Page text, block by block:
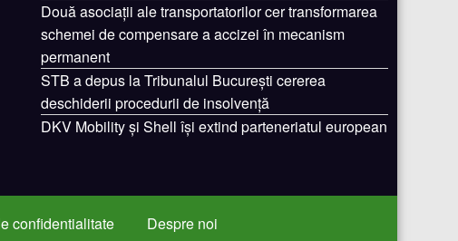
Două asociații ale transportatorilor cer transformarea
schemei de compensare a accizei în mecanism
permanent
STB a depus la Tribunalul București cererea
deschiderii procedurii de insolvență
DKV Mobility și Shell își extind parteneriatul european
confidentialitate Despre noi